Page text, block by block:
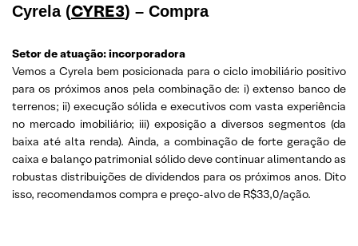
Cyrela (CYRE3) – Compra
Setor de atuação: incorporadora
Vemos a Cyrela bem posicionada para o ciclo imobiliário positivo
para os próximos anos pela combinação de: i) extenso banco de
terrenos; ii) execução sólida e executivos com vasta experiência
no mercado imobiliário; iii) exposição a diversos segmentos (da
baixa até alta renda). Ainda, a combinação de forte geração de
caixa e balanço patrimonial sólido deve continuar alimentando as
robustas distribuições de dividendos para os próximos anos. Dito
isso, recomendamos compra e preço-alvo de R$33,0/ação.